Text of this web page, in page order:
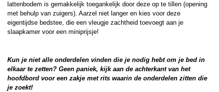
lattenbodem is gemakkelijk toegankelijk door deze op te tillen (opening
met behulp van zuigers). Aarzel niet langer en kies voor deze
eigentijdse bedstee, die een vleugje zachtheid toevoegt aan je
slaapkamer voor een miniprijsje!
Kun je niet alle onderdelen vinden die je nodig hebt om je bed in
elkaar te zetten? Geen paniek, kijk aan de achterkant van het
hoofdbord voor een zakje met rits waarin de onderdelen zitten die
je zoekt!